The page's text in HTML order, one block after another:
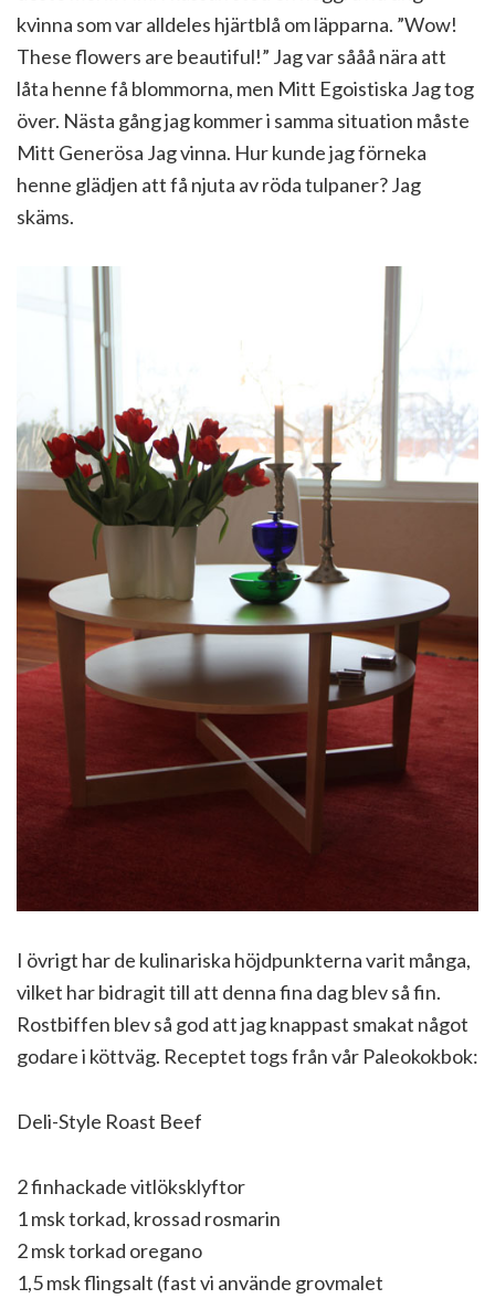
kvinna som var alldeles hjärtblå om läpparna. ”Wow!
These flowers are beautiful!” Jag var sååå nära att
låta henne få blommorna, men Mitt Egoistiska Jag tog
över. Nästa gång jag kommer i samma situation måste
Mitt Generösa Jag vinna. Hur kunde jag förneka
henne glädjen att få njuta av röda tulpaner? Jag
skäms.
I övrigt har de kulinariska höjdpunkterna varit många,
vilket har bidragit till att denna fina dag blev så fin.
Rostbiffen blev så god att jag knappast smakat något
godare i köttväg. Receptet togs från vår Paleokokbok:
Deli-Style Roast Beef
2 finhackade vitlöksklyftor
1 msk torkad, krossad rosmarin
2 msk torkad oregano
1,5 msk flingsalt (fast vi använde grovmalet